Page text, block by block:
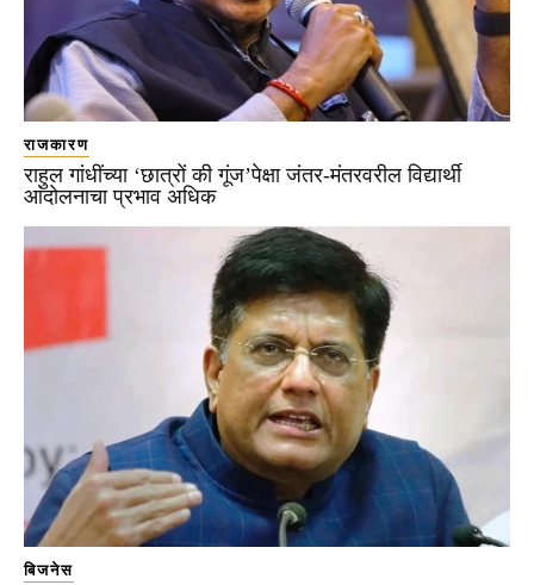
राजकारण
राहुल गांधींच्या ‘छात्रों की गूंज’पेक्षा जंतर-मंतरवरील विद्यार्थी
आंदोलनाचा प्रभाव अधिक
बिजनेस